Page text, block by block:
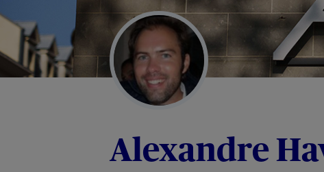
Alexandre